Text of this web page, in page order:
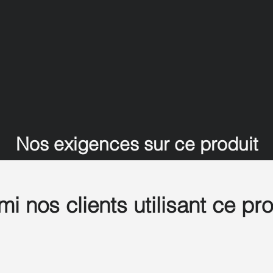
Nos exigences sur ce produit
nos clients utilisant ce